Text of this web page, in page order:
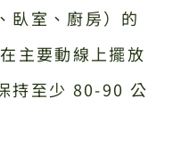
臥室、廚房）的
主要動線上擺放
持至少 80-90 公